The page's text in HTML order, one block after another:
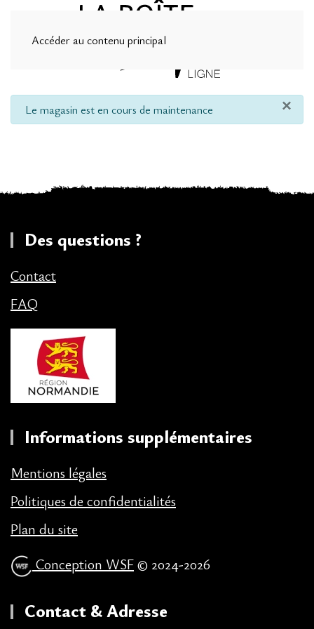
Accéder au contenu principal
×
info
Le magasin est en cours de maintenance
Des questions ?
Contact
FAQ
Informations supplémentaires
Mentions légales
Politiques de confidentialités
Plan du site
Conception WSF© 2024-2026
Contact & Adresse